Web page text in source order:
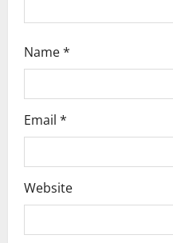
Name*
Email *
Website